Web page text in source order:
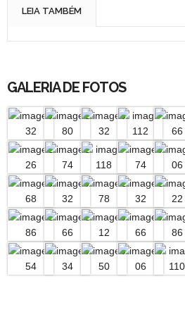
LEIA TAMBÉM
GALERIA DE FOTOS